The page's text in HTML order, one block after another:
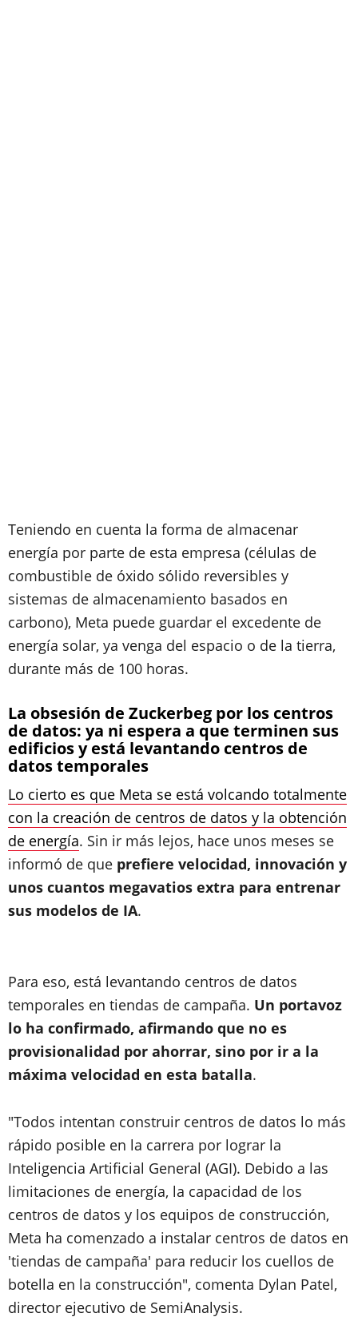
Teniendo en cuenta la forma de almacenar
energía por parte de esta empresa (células de
combustible de óxido sólido reversibles y
sistemas de almacenamiento basados en
carbono), Meta puede guardar el excedente de
energía solar, ya venga del espacio o de la tierra,
durante más de 100 horas.
La obsesión de Zuckerbeg por los centros
de datos: ya ni espera a que terminen sus
edificios y está levantando centros de
datos temporales
Lo cierto es que Meta se está volcando totalmente
con la creación de centros de datos y la obtención
de energía. Sin ir más lejos, hace unos meses se
informó de que prefiere velocidad, innovación y
unos cuantos megavatios extra para entrenar
sus modelos de IA.
Para eso, está levantando centros de datos
temporales en tiendas de campaña. Un portavoz
lo ha confirmado, afirmando que no es
provisionalidad por ahorrar, sino por ir a la
máxima velocidad en esta batalla.
"Todos intentan construir centros de datos lo más
rápido posible en la carrera por lograr la
Inteligencia Artificial General (AGI). Debido a las
limitaciones de energía, la capacidad de los
centros de datos y los equipos de construcción,
Meta ha comenzado a instalar centros de datos en
'tiendas de campaña' para reducir los cuellos de
botella en la construcción", comenta Dylan Patel,
director ejecutivo de SemiAnalysis.